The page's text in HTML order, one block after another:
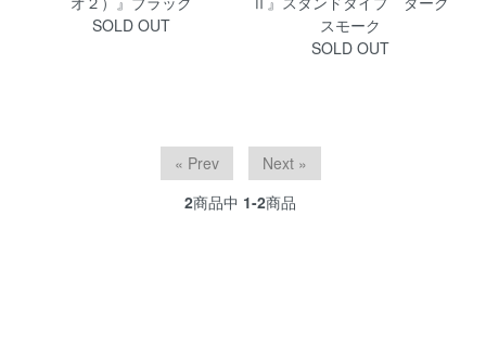
SOLD OUT
スモーク
SOLD OUT
« Prev
Next »
2商品中 1-2商品